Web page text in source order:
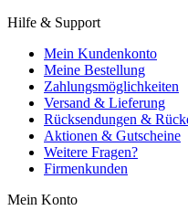
Hilfe & Support
Mein Kundenkonto
Meine Bestellung
Zahlungsmöglichkeiten
Versand & Lieferung
Rücksendungen &
Aktionen & Gutscheine
Weitere Fragen?
Firmenkunden
Mein Konto